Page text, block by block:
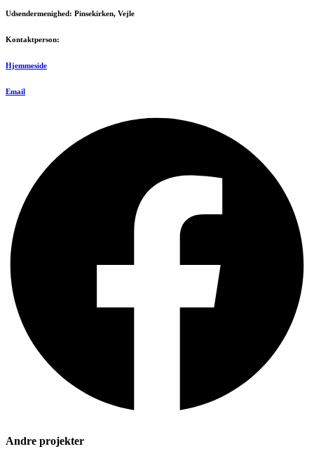
Udsendermenighed: Pinsekirken, Vejle
Kontaktperson:
Hjemmeside
Email
Andre projekter